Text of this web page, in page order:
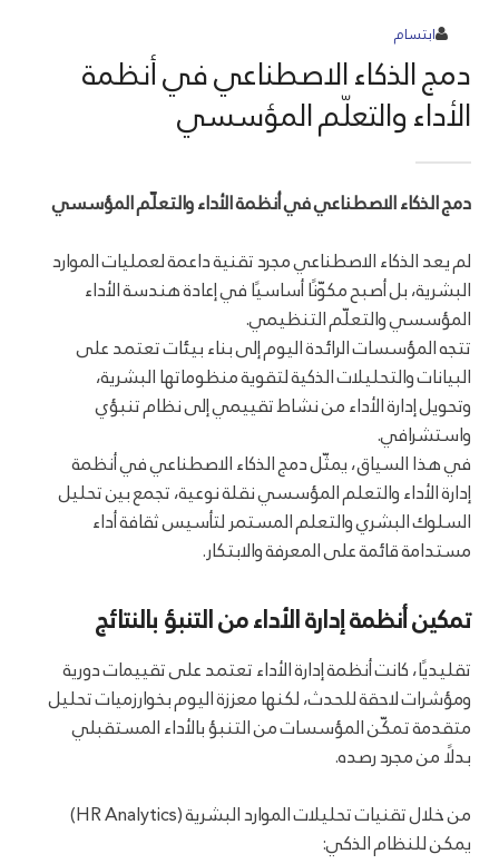
ابتسام
دمج الذكاء الاصطناعي في أنظمة
الأداء والتعلّم المؤسسي
دمج الذكاء الاصطناعي في أنظمة الأداء والتعلّم المؤسسي
لم يعد الذكاء الاصطناعي مجرد تقنية داعمة لعمليات الموارد
البشرية، بل أصبح مكوّنًا أساسيًا في إعادة هندسة الأداء
المؤسسي والتعلّم التنظيمي.
تتجه المؤسسات الرائدة اليوم إلى بناء بيئات تعتمد على
البيانات والتحليلات الذكية لتقوية منظوماتها البشرية،
وتحويل إدارة الأداء من نشاط تقييمي إلى نظام تنبؤي
واستشرافي.
في هذا السياق، يمثّل دمج الذكاء الاصطناعي في أنظمة
إدارة الأداء والتعلم المؤسسي نقلة نوعية، تجمع بين تحليل
السلوك البشري والتعلم المستمر لتأسيس ثقافة أداء
مستدامة قائمة على المعرفة والابتكار.
تمكين أنظمة إدارة الأداء من التنبؤ بالنتائج
تقليديًا، كانت أنظمة إدارة الأداء تعتمد على تقييمات دورية
ومؤشرات لاحقة للحدث، لكنها معززة اليوم بخوارزميات تحليل
متقدمة تمكّن المؤسسات من التنبؤ بالأداء المستقبلي
بدلًا من مجرد رصده.
من خلال تقنيات تحليلات الموارد البشرية (HR Analytics)
يمكن للنظام الذكي: